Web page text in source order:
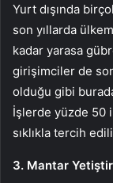
Yurt dışında
son yıllarda
kadar yarasa
girişimciler de
olduğu gibi
İşlerde yüzde 50
sıklıkla tercih
3. Mantar